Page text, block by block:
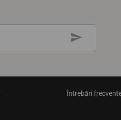
send
Întrebări